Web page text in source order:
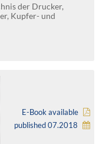
der Drucker,
Kupfer- und
E-Book available
published 07.2018